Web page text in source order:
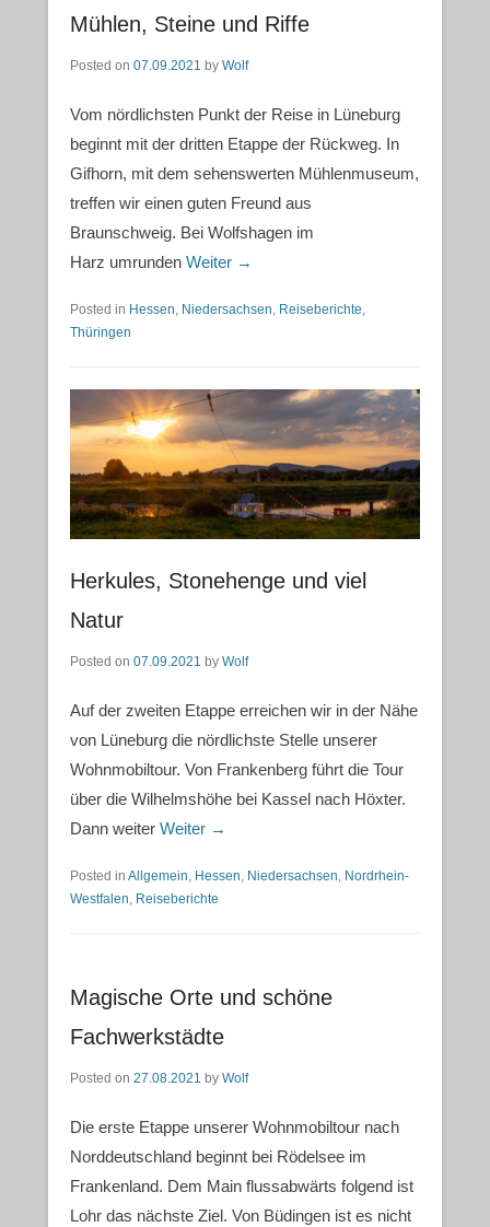
Mühlen, Steine und Riffe
Posted on 07.09.2021 by Wolf
Vom nördlichsten Punkt der Reise in Lüneburg
beginnt mit der dritten Etappe der Rückweg. In
Gifhorn, mit dem sehenswerten Mühlenmuseum,
treffen wir einen guten Freund aus
Braunschweig. Bei Wolfshagen im
Harz umrunden Weiter →
Posted in Hessen Niedersachsen Reiseberichte
Thüringen
Herkules, Stonehenge und viel
Natur
Posted on 07.09.2021 by Wolf
Auf der zweiten Etappe erreichen wir in der Nähe
von Lüneburg die nördlichste Stelle unserer
Wohnmobiltour. Von Frankenberg führt die Tour
über die Wilhelmshöhe bei Kassel nach Höxter.
Dann weiter Weiter →
Posted in Allgemein, Hessen, Niedersachsen, Nordrhein-
Westfalen, Reiseberichte
Magische Orte und schöne
Fachwerkstädte
Posted on 27.08.2021 by Wolf
Die erste Etappe unserer Wohnmobiltour nach
Norddeutschland beginnt bei Rödelsee im
Frankenland. Dem Main flussabwärts folgend ist
Lohr das nächste Ziel. Von Büdingen ist es nicht